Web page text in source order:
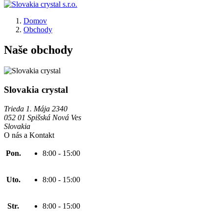
Domov
Obchody
Naše obchody
Slovakia crystal
Trieda 1. Mája 2340
052 01 Spišská Nová Ves
Slovakia
O nás a Kontakt
Pon. 8:00 - 15:00
Uto. 8:00 - 15:00
Str. 8:00 - 15:00